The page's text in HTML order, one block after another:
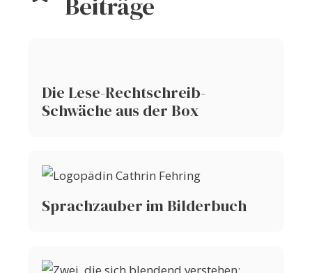
Die Lese-Rechtschreib-
Schwäche aus der Box
Sprachzauber im Bilderbuch